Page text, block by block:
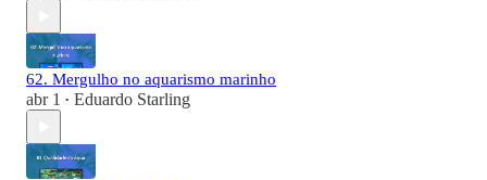
62. Mergulho no aquarismo marinho
abr 1 • Eduardo Starling